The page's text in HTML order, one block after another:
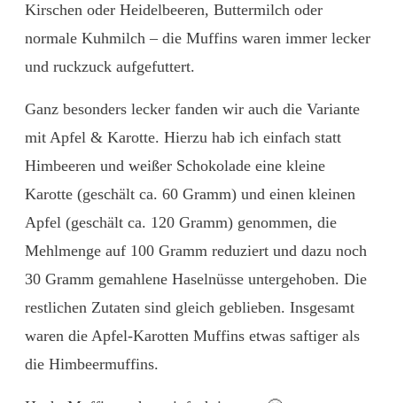
Kirschen oder Heidelbeeren, Buttermilch oder
normale Kuhmilch – die Muffins waren immer lecker
und ruckzuck aufgefuttert.
Ganz besonders lecker fanden wir auch die Variante
mit Apfel & Karotte. Hierzu hab ich einfach statt
Himbeeren und weißer Schokolade eine kleine
Karotte (geschält ca. 60 Gramm) und einen kleinen
Apfel (geschält ca. 120 Gramm) genommen, die
Mehlmenge auf 100 Gramm reduziert und dazu noch
30 Gramm gemahlene Haselnüsse untergehoben. Die
restlichen Zutaten sind gleich geblieben. Insgesamt
waren die Apfel-Karotten Muffins etwas saftiger als
die Himbeermuffins.